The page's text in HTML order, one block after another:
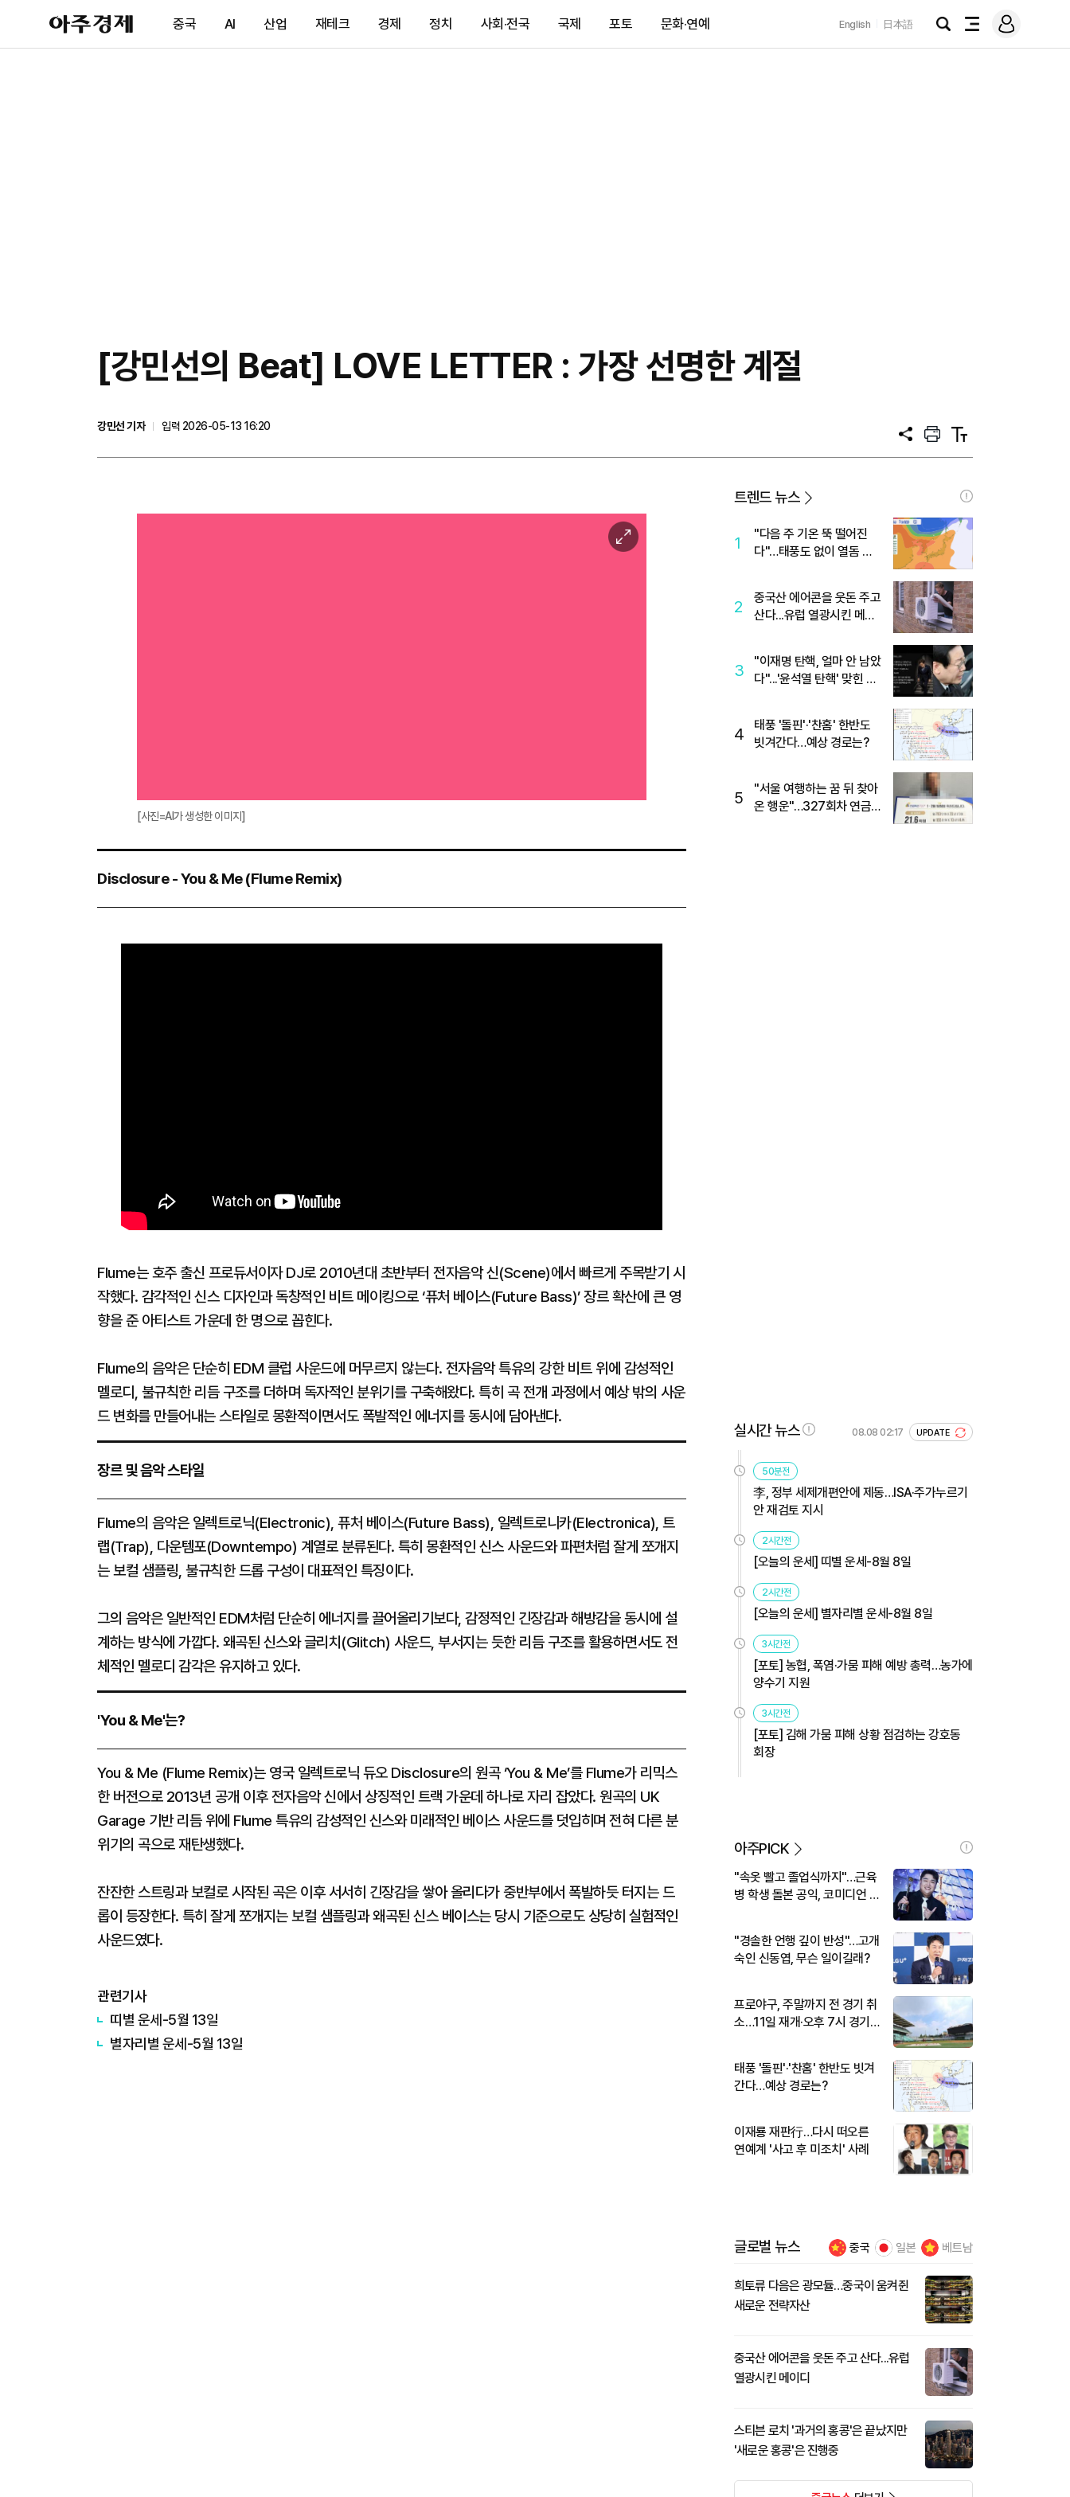
아
주
제
중국 AI 산업 재테크 경제 정치 사회·전국 국제 포토 문화·연예 English 日本語
검
전
메
그
[강민선의 Beat] LOVE LETTER : 가장 선명한 계절
강민선 기자
입력 2026-05-13 16:20
공
프
트
텍
트
이
미
[사진=AI가 생성한 이미지]
Disclosure - You & Me (Flume Remix)
Flume는 호주 출신 프로듀서이자 DJ로 2010년대 초반부터 전자음악 신(Scene)에서 빠르게 주목받기 시
작했다. 감각적인 신스 디자인과 독창적인 비트 메이킹으로 ‘퓨처 베이스(Future Bass)’ 장르 확산에 큰 영
향을 준 아티스트 가운데 한 명으로 꼽힌다.
Flume의 음악은 단순히 EDM 클럽 사운드에 머무르지 않는다. 전자음악 특유의 강한 비트 위에 감성적인
멜로디, 불규칙한 리듬 구조를 더하며 독자적인 분위기를 구축해왔다. 특히 곡 전개 과정에서 예상 밖의 사운
드 변화를 만들어내는 스타일로 몽환적이면서도 폭발적인 에너지를 동시에 담아낸다.
장르 및 음악 스타일
Flume의 음악은 일렉트로닉(Electronic), 퓨처 베이스(Future Bass), 일렉트로니카(Electronica), 트
랩(Trap), 다운템포(Downtempo) 계열로 분류된다. 특히 몽환적인 신스 사운드와 파편처럼 잘게 쪼개지
는 보컬 샘플링, 불규칙한 드롭 구성이 대표적인 특징이다.
그의 음악은 일반적인 EDM처럼 단순히 에너지를 끌어올리기보다, 감정적인 긴장감과 해방감을 동시에 설
계하는 방식에 가깝다. 왜곡된 신스와 글리치(Glitch) 사운드, 부서지는 듯한 리듬 구조를 활용하면서도 전
체적인 멜로디 감각은 유지하고 있다.
'You & Me'는?
You & Me (Flume Remix)는 영국 일렉트로닉 듀오 Disclosure의 원곡 ‘You & Me’를 Flume가 리믹스
한 버전으로 2013년 공개 이후 전자음악 신에서 상징적인 트랙 가운데 하나로 자리 잡았다. 원곡의 UK
Garage 기반 리듬 위에 Flume 특유의 감성적인 신스와 미래적인 베이스 사운드를 덧입히며 전혀 다른 분
위기의 곡으로 재탄생했다.
잔잔한 스트링과 보컬로 시작된 곡은 이후 서서히 긴장감을 쌓아 올리다가 중반부에서 폭발하듯 터지는 드
롭이 등장한다. 특히 잘게 쪼개지는 보컬 샘플링과 왜곡된 신스 베이스는 당시 기준으로도 상당히 실험적인
사운드였다.
관련기사
띠별 운세-5월 13일
별자리별 운세-5월 13일
트렌드 뉴스
1
"다음 주 기온 뚝 떨어진
다"…태풍도 없이 열돔 박
2
중국산 에어콘을 웃돈 주고
산다...유럽 열광시킨 메이
3
"이재명 탄핵, 얼마 안 남았
다"...'윤석열 탄핵' 맞힌 무
4
태풍 '돌핀'·'찬홈' 한반도
빗겨간다…예상 경로는?
5
"서울 여행하는 꿈 뒤 찾아
온 행운"…327회차 연금
실시간 뉴스 08.08 02:17 UPDATE
50분전
李, 정부 세제개편안에 제동…ISA·주가누르기
안 재검토 지시
2시간전
[오늘의 운세] 띠별 운세-8월 8일
2시간전
[오늘의 운세] 별자리별 운세-8월 8일
3시간전
[포토] 농협, 폭염·가뭄 피해 예방 총력…농가에
양수기 지원
3시간전
[포토] 김해 가뭄 피해 상황 점검하는 강호동
회장
아주PICK
"속옷 빨고 졸업식까지"…근육
병 학생 돌본 공익, 코미디언 김
"경솔한 언행 깊이 반성"…고개
숙인 신동엽, 무슨 일이길래?
프로야구, 주말까지 전 경기 취
소…11일 재개·오후 7시 경기
태풍 '돌핀'·'찬홈' 한반도 빗겨
간다…예상 경로는?
이재룡 재판行…다시 떠오른
연예계 '사고 후 미조치' 사례
글로벌 뉴스 중국 일본 베트남
희토류 다음은 광모듈…중국이 움켜쥔
새로운 전략자산
중국산 에어콘을 웃돈 주고 산다...유럽
열광시킨 메이디
스티븐 로치 '과거의 홍콩'은 끝났지만
'새로운 홍콩'은 진행중